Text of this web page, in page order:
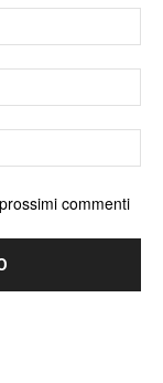
commenti